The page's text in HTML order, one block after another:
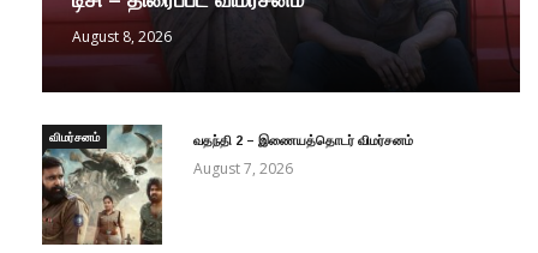
August 8, 2026
விமர்சனம் வதந்தி 2 – இணையத்தொடர் விமர்சனம்
August 7, 2026